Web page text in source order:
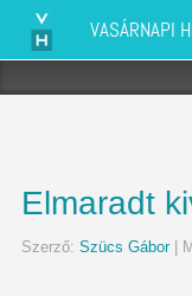
VASÁRNAPI
Elmaradt
Szerző: Szücs Gábor|